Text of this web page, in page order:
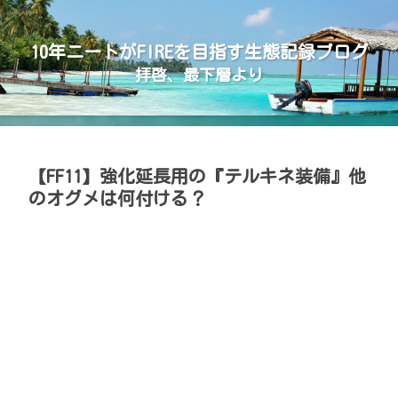
10年ニートがFIREを目指す生態記録ブログ
拝啓、最下層より
【FF11】強化延長用の『テルキネ装備』他
のオグメは何付ける？